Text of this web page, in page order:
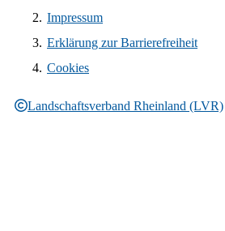
Landschaftsverband Rheinland (LVR)
Impressum
Erklärung zur Barrierefreiheit
Cookies